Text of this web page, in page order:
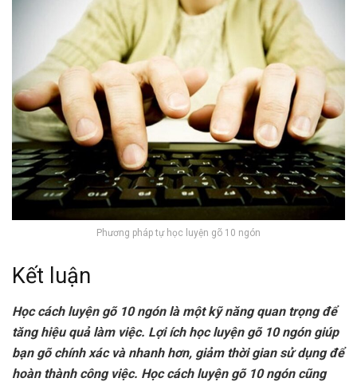
Phương pháp tự học luyện gõ 10 ngón
Kết luận
Học cách luyện gõ 10 ngón là một kỹ năng quan trọng để
tăng hiệu quả làm việc. Lợi ích học luyện gõ 10 ngón giúp
bạn gõ chính xác và nhanh hơn, giảm thời gian sử dụng để
hoàn thành công việc. Học cách luyện gõ 10 ngón cũng